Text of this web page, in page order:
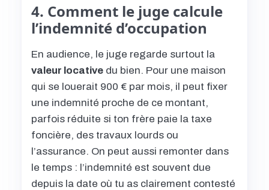
4. Comment le juge calcule
l’indemnité d’occupation
En audience, le juge regarde surtout la
valeur locative du bien. Pour une maison
qui se louerait 900 € par mois, il peut fixer
une indemnité proche de ce montant,
parfois réduite si ton frère paie la taxe
foncière, des travaux lourds ou
l’assurance. On peut aussi remonter dans
le temps : l’indemnité est souvent due
depuis la date où tu as clairement contesté